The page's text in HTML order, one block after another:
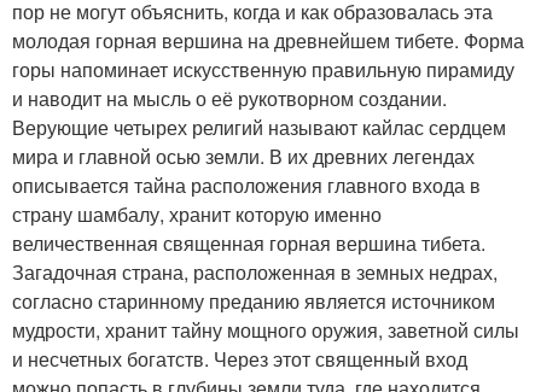
пор не могут объяснить, когда и как образовалась эта
молодая горная вершина на древнейшем тибете. Форма
горы напоминает искусственную правильную пирамиду
и наводит на мысль о её рукотворном создании.
Верующие четырех религий называют кайлас сердцем
мира и главной осью земли. В их древних легендах
описывается тайна расположения главного входа в
страну шамбалу, хранит которую именно
величественная священная горная вершина тибета.
Загадочная страна, расположенная в земных недрах,
согласно старинному преданию является источником
мудрости, хранит тайну мощного оружия, заветной силы
и несчетных богатств. Через этот священный вход